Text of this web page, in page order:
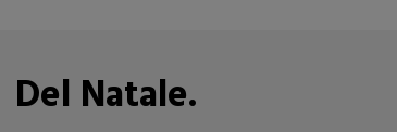
Del Natale.